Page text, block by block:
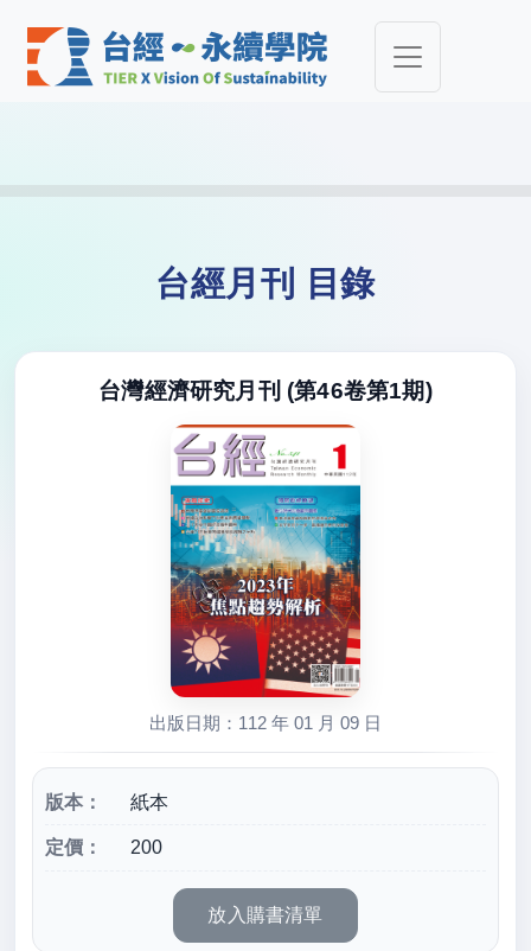
台經月刊 目錄
台灣經濟研究月刊 (第46卷第1期)
出版日期：112 年 01 月 09 日
版本： 紙本
定價： 200